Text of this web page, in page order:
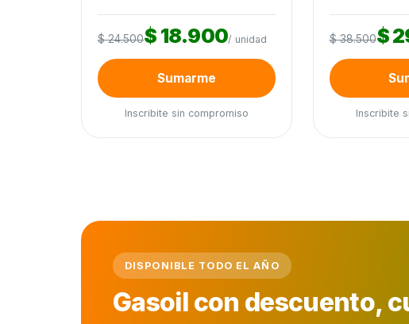
$ 24.500$ 18.900/ unidad
Sumarme
Inscribite sin compromiso
$ 38.500$
Inscribite
DISPONIBLE TODO EL AÑO
Gasoil con descuento,